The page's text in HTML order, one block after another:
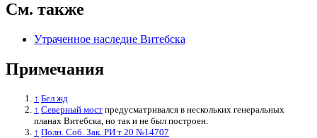
См. также
Утраченное наследие Витебска
Примечания
↑ Бел жд
↑ Северный мост предусматривался в нескольких генеральных
планах Витебска, но так и не был построен.
↑ Полн. Соб. Зак. РИ т 20 №14707